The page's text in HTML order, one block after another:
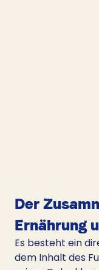
Der
Ernährung
Es besteht ein
dem Inhalt des